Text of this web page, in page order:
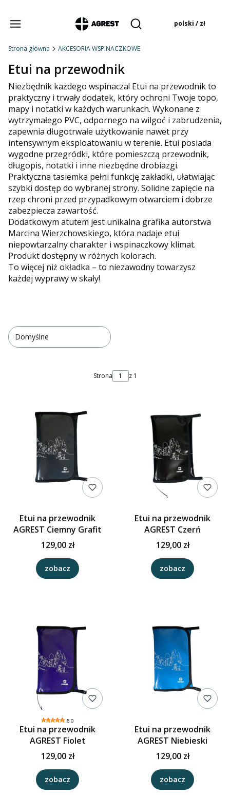
Otwórz wyszukiwarkę
Produkty w
polski / zł
Strona główna AKCESORIA WSPINACZKOWE
Etui na przewodnik
Niezbędnik każdego wspinacza! Etui na przewodnik to
praktyczny i trwały dodatek, który ochroni Twoje topo,
mapy i notatki w każdych warunkach. Wykonane z
wytrzymałego PVC, odpornego na wilgoć i zabrudzenia,
zapewnia długotrwałe użytkowanie nawet przy
intensywnym eksploatowaniu w terenie. Etui posiada
wygodne przegródki, które pomieszczą przewodnik,
długopis, notatki i inne niezbędne drobiazgi.
Praktyczna tasiemka pełni funkcję zakładki, ułatwiając
szybki dostęp do wybranej strony. Solidne zapięcie na
rzep chroni przed przypadkowym otwarciem i dobrze
zabezpiecza zawartość.
Dodatkowym atutem jest unikalna grafika autorstwa
Marcina Wierzchowskiego, która nadaje etui
niepowtarzalny charakter i wspinaczkowy klimat.
Produkt dostępny w różnych kolorach.
To więcej niż okładka – to niezawodny towarzysz
każdej wyprawy w skały!
Domyślne
Strona z 1
Etui na przewodnik
AGREST Ciemny Grafit
129,00 zł
zobacz
Etui na przewodnik
AGREST Czerń
129,00 zł
zobacz
5.0
Etui na przewodnik
AGREST Fiolet
129,00 zł
zobacz
Etui na przewodnik
AGREST Niebieski
129,00 zł
zobacz